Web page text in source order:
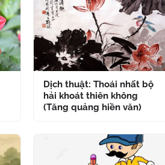
Dịch thuật: Thoái nhất bộ
hải khoát thiên không
(Tăng quảng hiền văn)